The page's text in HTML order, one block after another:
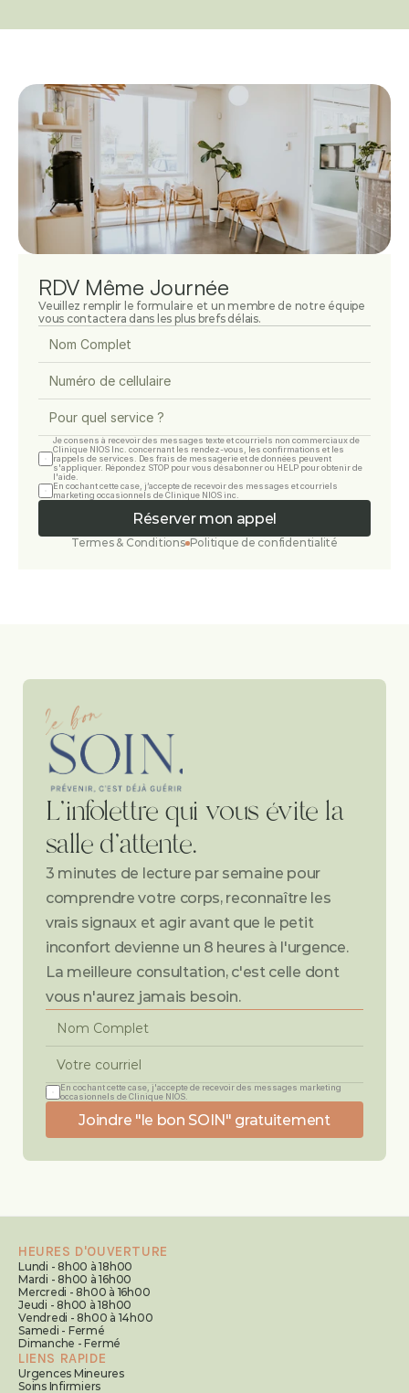
RDV Même Journée
Veuillez remplir le formulaire et un membre de notre équipe
vous contactera dans les plus brefs délais.
Je consens à recevoir des messages texte et courriels non commerciaux de
Clinique NIOS Inc. concernant les rendez-vous, les confirmations et les
rappels de services. Des frais de messagerie et de données peuvent
s'appliquer. Répondez STOP pour vous désabonner ou HELP pour obtenir de
l'aide.
En cochant cette case, j’accepte de recevoir des messages et courriels
marketing occasionnels de Clinique NIOS inc.
Réserver mon appel
Termes & Conditions Politique de confidentialité
L'infolettre qui vous évite la
salle d'attente.
3 minutes de lecture par semaine pour
comprendre votre corps, reconnaître les
vrais signaux et agir avant que le petit
inconfort devienne un 8 heures à l'urgence.
La meilleure consultation, c'est celle dont
vous n'aurez jamais besoin.
En cochant cette case, j'accepte de recevoir des messages marketing
occasionnels de Clinique NIOS.
Joindre "le bon SOIN" gratuitement
HEURES D'OUVERTURE
Lundi - 8h00 à 18h00
Mardi - 8h00 à 16h00
Mercredi - 8h00 à 16h00
Jeudi - 8h00 à 18h00
Vendredi - 8h00 à 14h00
Samedi - Fermé
Dimanche - Fermé
LIENS RAPIDE
Urgences Mineures
Soins Infirmiers